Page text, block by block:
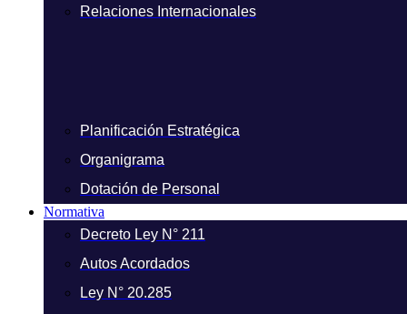
Relaciones Internacionales
Planificación Estratégica
Organigrama
Dotación de Personal
Normativa
Decreto Ley N° 211
Autos Acordados
Ley N° 20.285